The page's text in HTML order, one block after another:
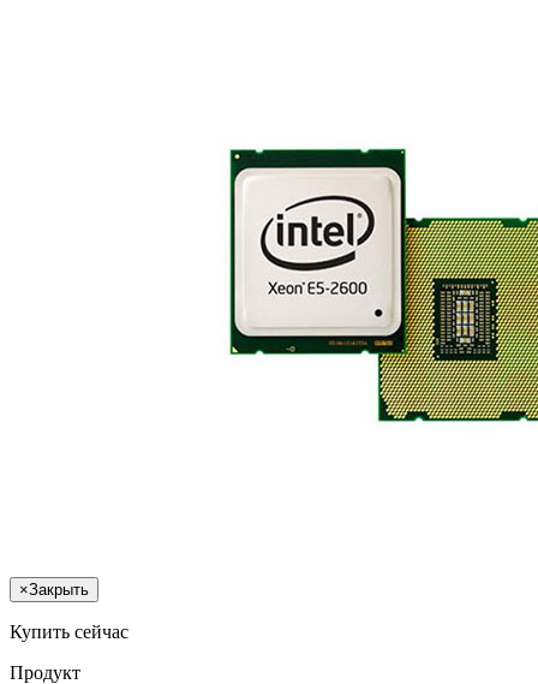
×Закрыть
Купить сейчас
Продукт